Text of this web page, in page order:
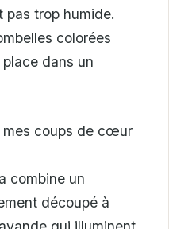
pas trop humide.
colorées
dans un
mes coups de cœur
combine un
découpé à